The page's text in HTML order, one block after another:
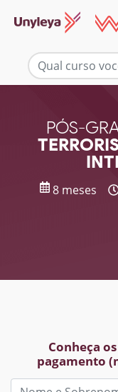
PÓS-
8 meses
Conheça
pagamento